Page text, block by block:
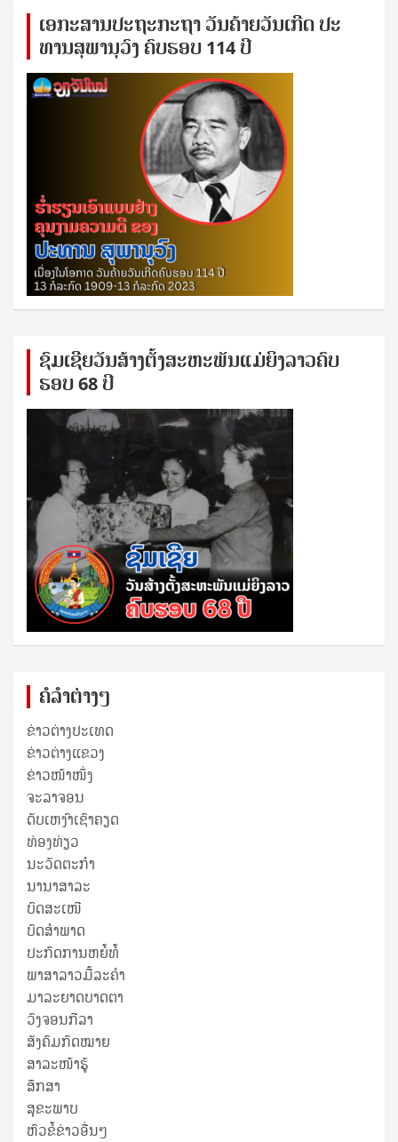
ເອ​ກະ​ສານ​ປະ​ຖະ​ກະ​ຖ​າ ວັນ​ຄ້າຍ​ວັນ​ເກີດ ປ​ະ​
ທານ​ສຸ​ພາ​ນຸ​ວົງ ຄົບ​ຮອບ 114 ປີ
ຊົ​ມ​ເຊີຍ​ວັນ​ສ້າງ​ຕັ້ງ​ສະ​ຫະ​ພັນ​ແມ່​ຍິງ​​ລາວຄົບ​
ຮອບ 68 ປິ
ຄໍລຳຕ່າງໆ
ຂ່າວຕ່າງປະເທດ
ຂ່າວ​ຕ່າງ​ແຂວງ
ຂ່າວໜ້າໜຶ່ງ
ຈະລາຈອນ
ດັບເຫງົາເຊົາຄຽດ
ທ່ອງທ່ຽວ
ນະວັດຕະກໍາ
ນານາສາລະ
ບົດສະເໜີ
ບົດສໍາພາດ
ປະກົດການຫຍໍ້ທໍ້
ພາສາລາວມື້ລະຄຳ
ມາລະຍາດບາດຕາ
ວົງຈອນກີລາ
ສັງຄົມກົດໝາຍ
ສາລະໜ້າຮູ້
ສຶກສາ
ສຸ​ຂະ​ພາບ
ຫົວຂໍ້ຂ່າວອື່ນໆ